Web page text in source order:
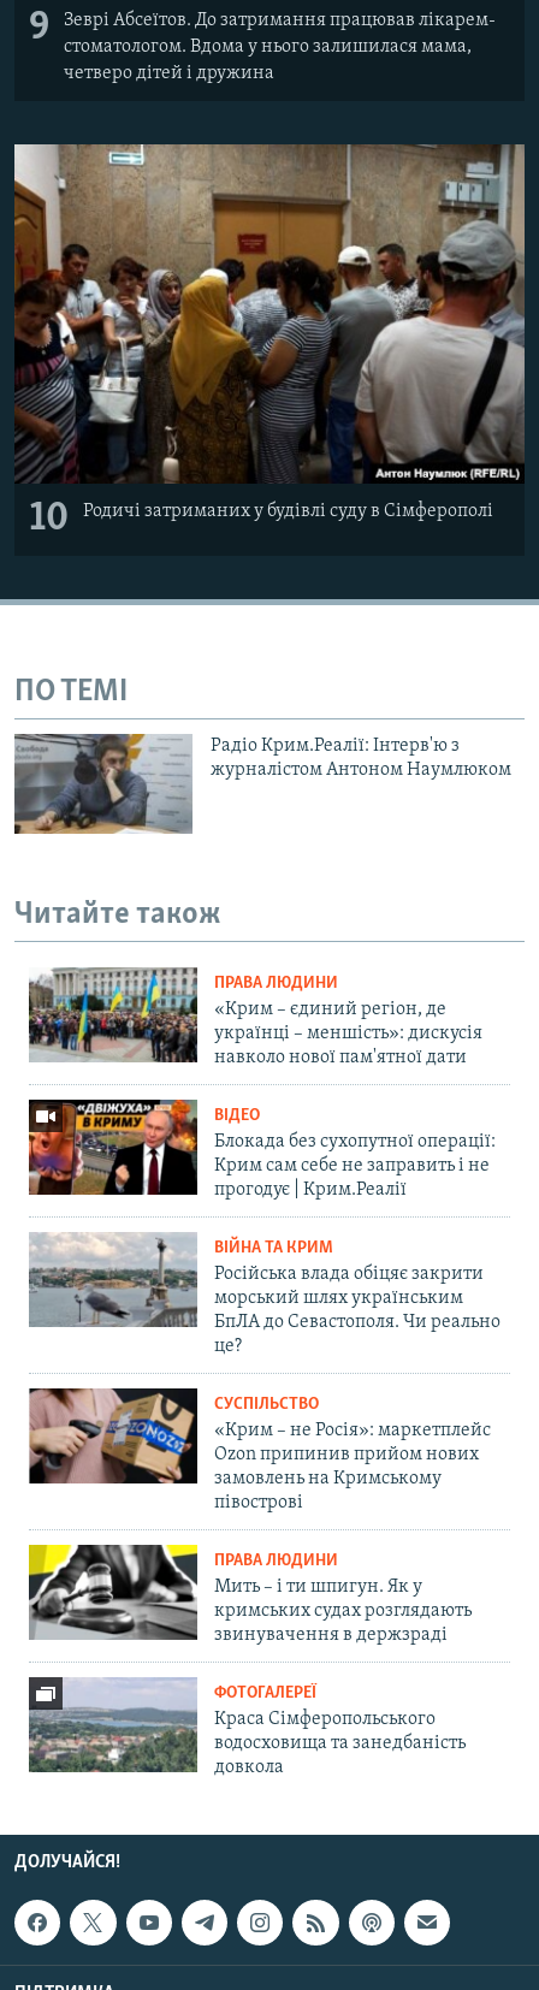
9
Зеврі Абсеїтов. До затримання працював лікарем-
стоматологом. Вдома у нього залишилася мама,
четверо дітей і дружина
10 Родичі затриманих у будівлі суду в Сімферополі
ПО ТЕМІ
Радіо Крим.Реалії: Інтерв'ю з
журналістом Антоном Наумлюком
Читайте також
ПРАВА ЛЮДИНИ
«Крим – єдиний регіон, де
українці – меншість»: дискусія
навколо нової пам'ятної дати
ВІДЕО
Блокада без сухопутної операції:
Крим сам себе не заправить і не
прогодує | Крим.Реалії
ВІЙНА ТА КРИМ
Російська влада обіцяє закрити
морський шлях українським
БпЛА до Севастополя. Чи реально
це?
СУСПІЛЬСТВО
«Крим – не Росія»: маркетплейс
Ozon припинив прийом нових
замовлень на Кримському
півострові
ПРАВА ЛЮДИНИ
Мить – і ти шпигун. Як у
кримських судах розглядають
звинувачення в держзраді
ФОТОГАЛЕРЕЇ
Краса Сімферопольського
водосховища та занедбаність
довкола
ДОЛУЧАЙСЯ!